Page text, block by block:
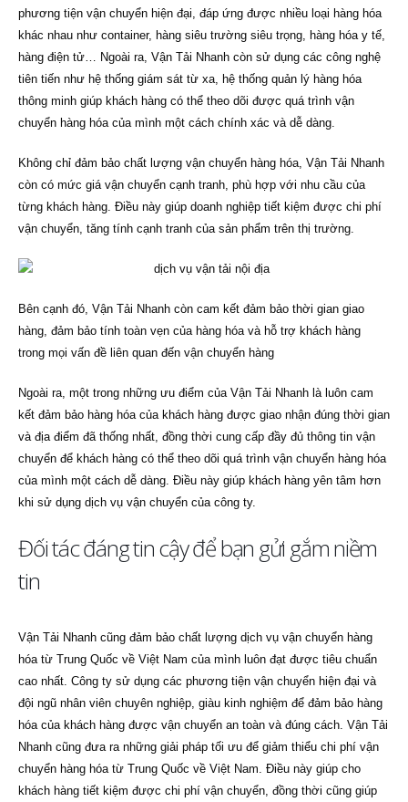
phương tiện vận chuyển hiện đại, đáp ứng được nhiều loại hàng hóa
khác nhau như container, hàng siêu trường siêu trọng, hàng hóa y tế,
hàng điện tử… Ngoài ra, Vận Tải Nhanh còn sử dụng các công nghệ
tiên tiến như hệ thống giám sát từ xa, hệ thống quản lý hàng hóa
thông minh giúp khách hàng có thể theo dõi được quá trình vận
chuyển hàng hóa của mình một cách chính xác và dễ dàng.
Không chỉ đảm bảo chất lượng vận chuyển hàng hóa, Vận Tải Nhanh
còn có mức giá vận chuyển cạnh tranh, phù hợp với nhu cầu của
từng khách hàng. Điều này giúp doanh nghiệp tiết kiệm được chi phí
vận chuyển, tăng tính cạnh tranh của sản phẩm trên thị trường.
Bên cạnh đó, Vận Tải Nhanh còn cam kết đảm bảo thời gian giao
hàng, đảm bảo tính toàn vẹn của hàng hóa và hỗ trợ khách hàng
trong mọi vấn đề liên quan đến vận chuyển hàng
Ngoài ra, một trong những ưu điểm của Vận Tải Nhanh là luôn cam
kết đảm bảo hàng hóa của khách hàng được giao nhận đúng thời gian
và địa điểm đã thống nhất, đồng thời cung cấp đầy đủ thông tin vận
chuyển để khách hàng có thể theo dõi quá trình vận chuyển hàng hóa
của mình một cách dễ dàng. Điều này giúp khách hàng yên tâm hơn
khi sử dụng dịch vụ vận chuyển của công ty.
Đối tác đáng tin cậy để bạn gửi gắm niềm
tin
Vận Tải Nhanh cũng đảm bảo chất lượng dịch vụ vận chuyển hàng
hóa từ Trung Quốc về Việt Nam của mình luôn đạt được tiêu chuẩn
cao nhất. Công ty sử dụng các phương tiện vận chuyển hiện đại và
đội ngũ nhân viên chuyên nghiệp, giàu kinh nghiệm để đảm bảo hàng
hóa của khách hàng được vận chuyển an toàn và đúng cách. Vận Tải
Nhanh cũng đưa ra những giải pháp tối ưu để giảm thiểu chi phí vận
chuyển hàng hóa từ Trung Quốc về Việt Nam. Điều này giúp cho
khách hàng tiết kiệm được chi phí vận chuyển, đồng thời cũng giúp